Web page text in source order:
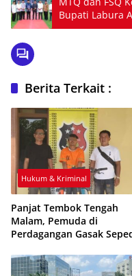
Bupati Labura
Suci dengan
Berita Terkait :
Hukum & Kriminal
Panjat Tembok Tengah
Malam, Pemuda di
Perdagangan Gasak